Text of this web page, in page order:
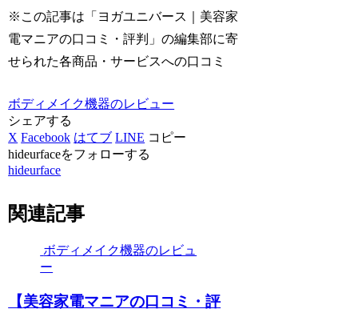
※この記事は「ヨガユニバース｜美容家
電マニアの口コミ・評判」の編集部に寄
せられた各商品・サービスへの口コミ
ボディメイク機器のレビュー
シェアする
X Facebook はてブ LINE コピー
hideurfaceをフォローする
hideurface
関連記事
ボディメイク機器のレビュ
ー
【美容家電マニアの口コミ・評